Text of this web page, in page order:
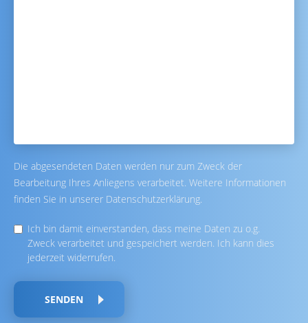
Die abgesendeten Daten werden nur zum Zweck der
Bearbeitung Ihres Anliegens verarbeitet. Weitere Informationen
finden Sie in unserer Datenschutzerklärung.
Ich bin damit einverstanden, dass meine Daten zu o.g.
Zweck verarbeitet und gespeichert werden. Ich kann dies
jederzeit widerrufen.
SENDEN